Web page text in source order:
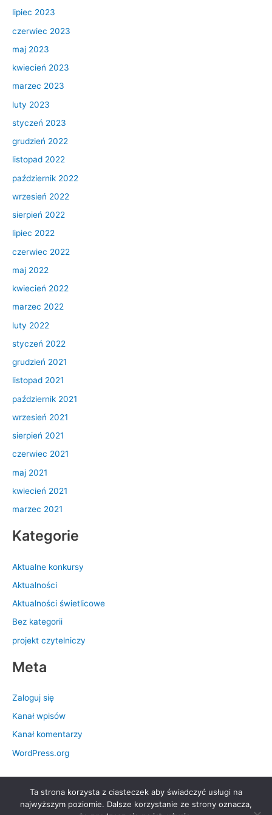
lipiec 2023
czerwiec 2023
maj 2023
kwiecień 2023
marzec 2023
luty 2023
styczeń 2023
grudzień 2022
listopad 2022
październik 2022
wrzesień 2022
sierpień 2022
lipiec 2022
czerwiec 2022
maj 2022
kwiecień 2022
marzec 2022
luty 2022
styczeń 2022
grudzień 2021
listopad 2021
październik 2021
wrzesień 2021
sierpień 2021
czerwiec 2021
maj 2021
kwiecień 2021
marzec 2021
Kategorie
Aktualne konkursy
Aktualności
Aktualności świetlicowe
Bez kategorii
projekt czytelniczy
Meta
Zaloguj się
Kanał wpisów
Kanał komentarzy
WordPress.org
Prawa autorskie © 2026 Szkoła Podstawowa nr 28 im. Królowej
Jadwigi | Obsługiwane przez Motyw Astra WordPress
Ta strona korzysta z ciasteczek aby świadczyć usługi na
najwyższym poziomie. Dalsze korzystanie ze strony oznacza,